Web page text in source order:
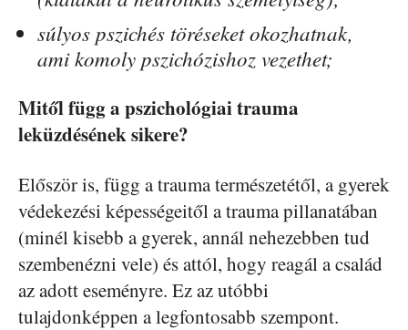
súlyos pszichés töréseket okozhatnak,
ami komoly pszichózishoz vezethet;
Mitől függ a pszichológiai trauma
leküzdésének sikere?
Először is, függ a trauma természetétől, a gyerek
védekezési képességeitől a trauma pillanatában
(minél kisebb a gyerek, annál nehezebben tud
szembenézni vele) és attól, hogy reagál a család
az adott eseményre. Ez az utóbbi
tulajdonképpen a legfontosabb szempont.